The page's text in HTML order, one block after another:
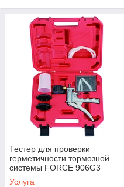
Тестер для проверки
герметичности тормозной
системы FORCE 906G3
Услуга